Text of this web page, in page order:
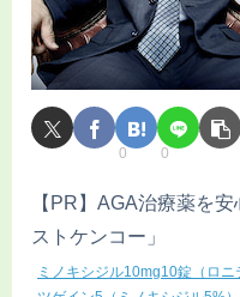
0 0
【PR】AGA治療薬を
ストケンコー」
ミノキシジル10mg10錠（ロニ